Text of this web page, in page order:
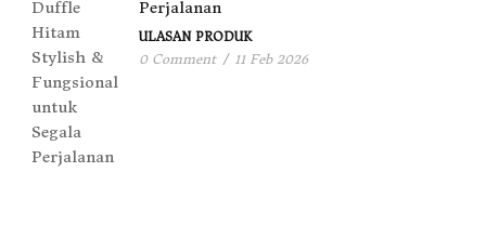
Perjalanan
ULASAN PRODUK
0 Comment / 11 Feb 2026